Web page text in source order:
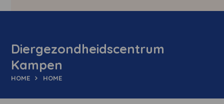
Diergezondheidscentrum
Kampen
HOME HOME